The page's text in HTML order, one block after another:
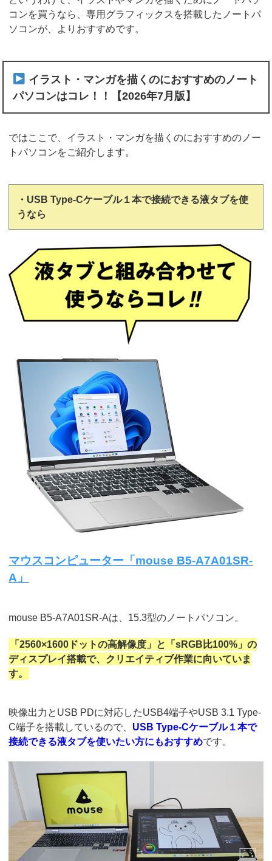
コンを買うなら、専用グラフィックスを搭載したノートパ
ソコンが、よりおすすめです。
イラスト・マンガを描くのにおすすめのノート
パソコンはコレ！！【2026年7月版】
ではここで、イラスト・マンガを描くのにおすすめのノー
トパソコンをご紹介します。
・USB Type-Cケーブル１本で接続できる液タブを使
うなら
マウスコンピューター「mouse B5-A7A01SR-
A」
mouse B5-A7A01SR-Aは、15.3型のノートパソコン。
「2560×1600ドットの高解像度」と「sRGB比100%」の
ディスプレイ搭載で、クリエイティブ作業に向いていま
す。
映像出力とUSB PDに対応したUSB4端子やUSB 3.1 Type-
C端子を搭載しているので、 USB Type-Cケーブル１本で
接続できる液タブを使いたい方にもおすすめです。